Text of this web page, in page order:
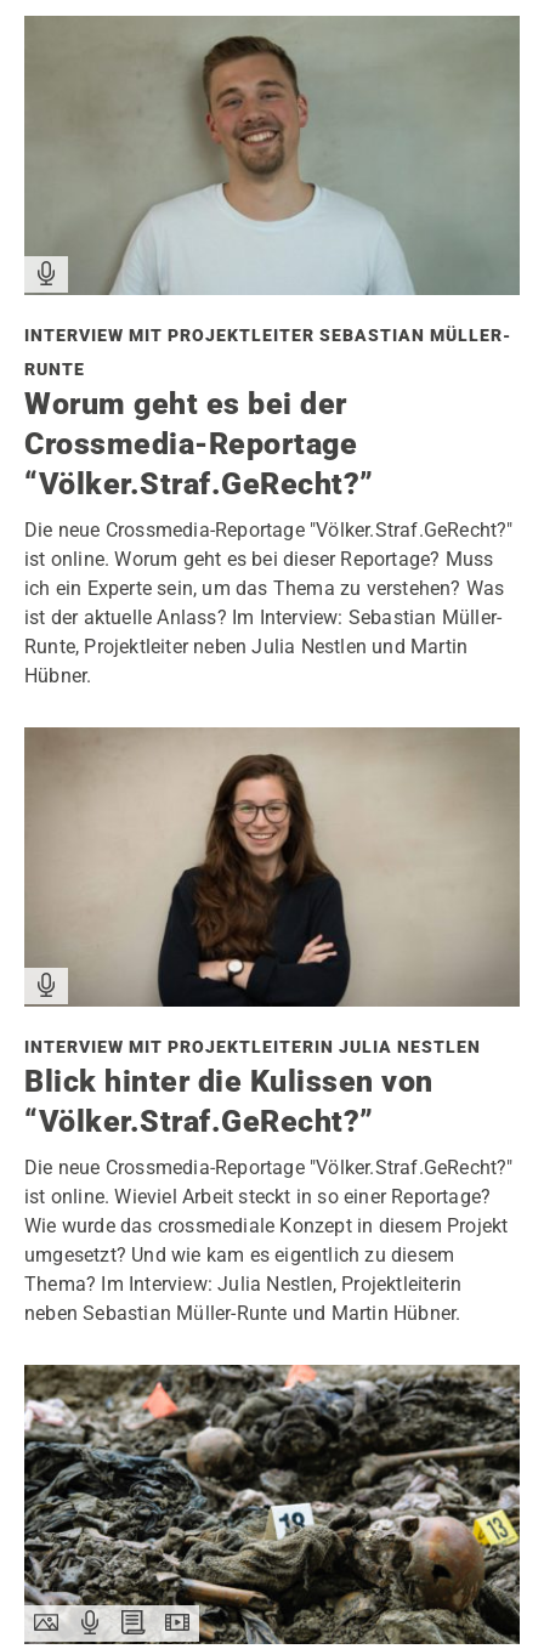
INTERVIEW MIT PROJEKTLEITER SEBASTIAN MÜLLER-
RUNTE
Worum geht es bei der
Crossmedia-Reportage
“Völker.Straf.GeRecht?”
Die neue Crossmedia-Reportage "Völker.Straf.GeRecht?"
ist online. Worum geht es bei dieser Reportage? Muss
ich ein Experte sein, um das Thema zu verstehen? Was
ist der aktuelle Anlass? Im Interview: Sebastian Müller-
Runte, Projektleiter neben Julia Nestlen und Martin
Hübner.
INTERVIEW MIT PROJEKTLEITERIN JULIA NESTLEN
Blick hinter die Kulissen von
“Völker.Straf.GeRecht?”
Die neue Crossmedia-Reportage "Völker.Straf.GeRecht?"
ist online. Wieviel Arbeit steckt in so einer Reportage?
Wie wurde das crossmediale Konzept in diesem Projekt
umgesetzt? Und wie kam es eigentlich zu diesem
Thema? Im Interview: Julia Nestlen, Projektleiterin
neben Sebastian Müller-Runte und Martin Hübner.